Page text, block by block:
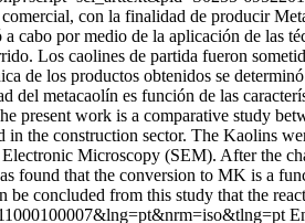
con la finalidad de producir
cabo por medio de la aplicación de
Los caolines de partida fueron
de los productos obtenidos se
metacaolín es función de las
present work is a comparative study
the construction sector. The
Microscopy (SEM). After the
that the conversion to MK is a
be concluded from this study that the